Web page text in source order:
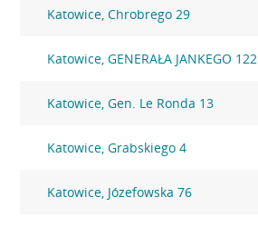
Katowice, Chrobrego 29
Katowice, GENERAŁA JANKEGO 122
Katowice, Gen. Le Ronda 13
Katowice, Grabskiego 4
Katowice, Józefowska 76